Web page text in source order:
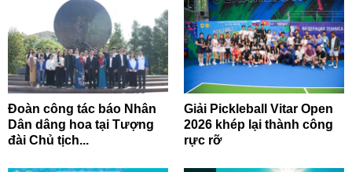
Đoàn công tác báo Nhân
Dân dâng hoa tại Tượng
đài Chủ tịch...
Giải Pickleball Vitar Open
2026 khép lại thành công
rực rỡ